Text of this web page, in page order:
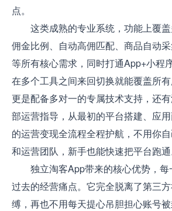
点。
这类成熟的专业系统，功能上覆盖
佣金比例、自动高佣匹配、商品自动
等所有核心需求，同时打通App+小程
在多个工具之间来回切换就能覆盖所
更是配备多对一的专属技术支持，还
部运营指导，从最初的平台搭建、应
的运营变现全流程全程护航，不用你
和运营团队，新手也能快速把平台跑通
独立淘客App带来的核心优势，每
过去的经营痛点。它完全脱离了第三
缚，再也不用每天提心吊胆担心账号